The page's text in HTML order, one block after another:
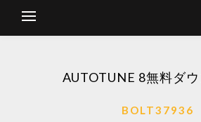
AUTOTUNE 8無料ダ
BOLT37936